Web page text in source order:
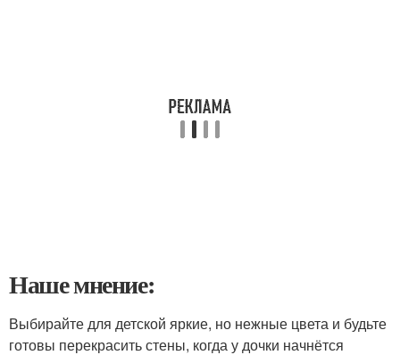
Наше мнение:
Выбирайте для детской яркие, но нежные цвета и будьте
готовы перекрасить стены, когда у дочки начнётся